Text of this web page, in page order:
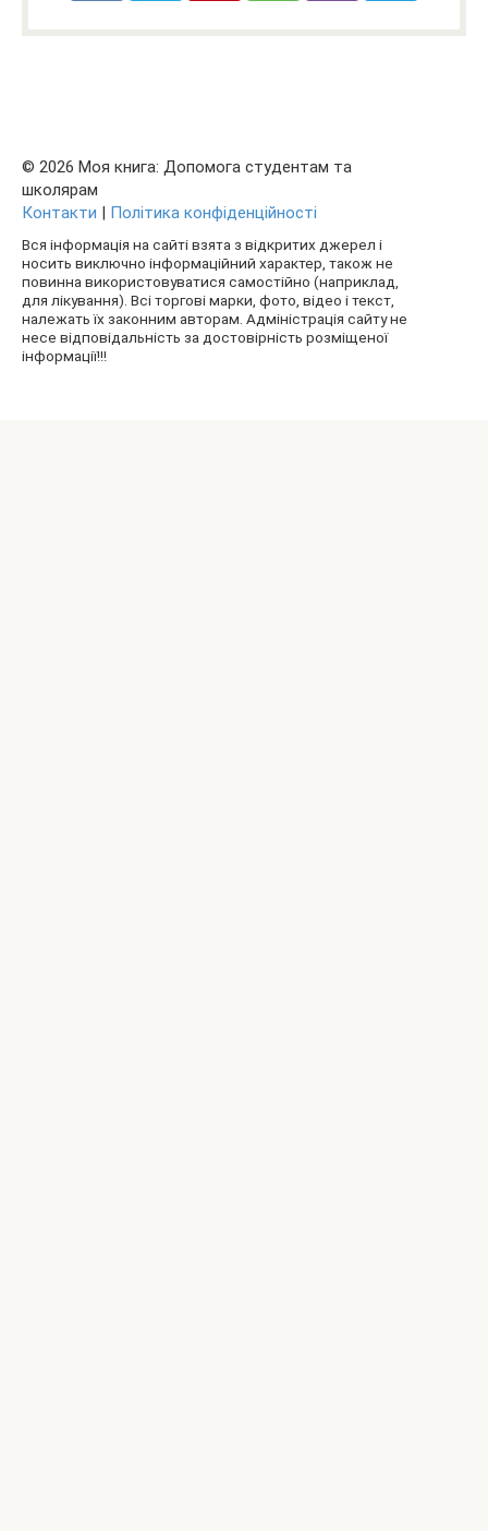
© 2026 Моя книга: Допомога студентам та
школярам
Контакти
Політика конфіденційності
Вся інформація на сайті взята з відкритих джерел і
носить виключно інформаційний характер, також не
повинна використовуватися самостійно (наприклад,
для лікування). Всі торгові марки, фото, відео і текст,
належать їх законним авторам. Адміністрація сайту не
несе відповідальність за достовірність розміщеної
інформації!!!